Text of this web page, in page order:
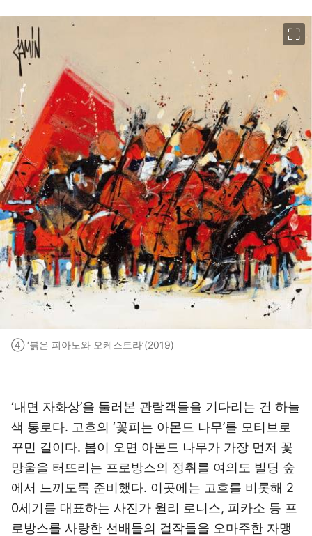
④ ‘붉은 피아노와 오케스트라’(2019)
‘내면 자화상’을 둘러본 관람객들을 기다리는 건 하늘
색 통로다. 고흐의 ‘꽃피는 아몬드 나무’를 모티브로
꾸민 길이다. 봄이 오면 아몬드 나무가 가장 먼저 꽃
망울을 터뜨리는 프로방스의 정취를 여의도 빌딩 숲
에서 느끼도록 준비했다. 이곳에는 고흐를 비롯해 2
0세기를 대표하는 사진가 윌리 로니스, 피카소 등 프
로방스를 사랑한 선배들의 걸작들을 오마주한 자맹